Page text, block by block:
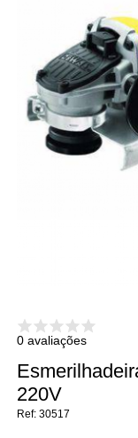
0 avaliações
220V
30517